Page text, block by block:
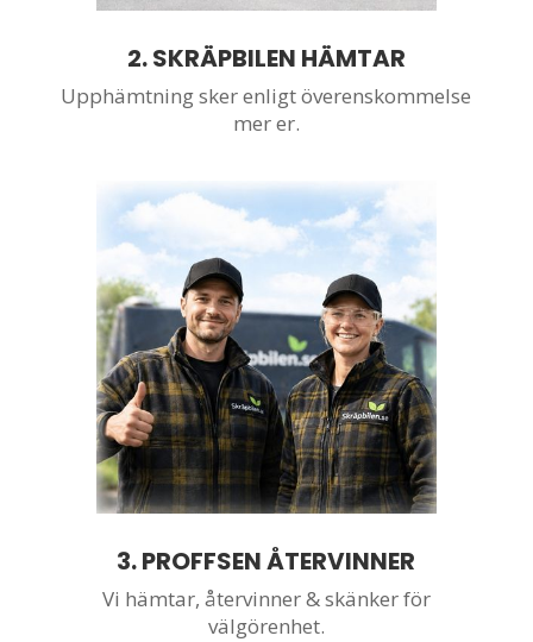
2. SKRÄPBILEN HÄMTAR
Upphämtning sker enligt överenskommelse
mer er.
3. PROFFSEN ÅTERVINNER
Vi hämtar, återvinner & skänker för
välgörenhet.